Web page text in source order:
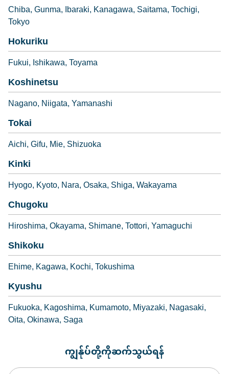
Chiba Gunma Ibaraki Kanagawa Saitama Tochigi
Tokyo
Hokuriku
Fukui Ishikawa Toyama
Koshinetsu
Nagano Niigata Yamanashi
Tokai
Aichi Gifu Mie Shizuoka
Kinki
Hyogo Kyoto Nara Osaka Shiga Wakayama
Chugoku
Hiroshima Okayama Shimane Tottori Yamaguchi
Shikoku
Ehime Kagawa Kochi Tokushima
Kyushu
Fukuoka Kagoshima Kumamoto Miyazaki Nagasaki
Oita Okinawa Saga
ကျွန်ုပ်တို့ကိုဆက်သွယ်ရန်